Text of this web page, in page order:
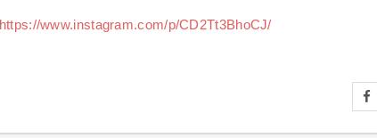
https://www.instagram.com/p/CD2Tt3BhoCJ/